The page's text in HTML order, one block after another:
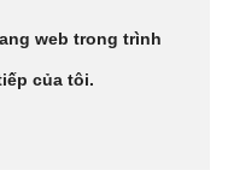
web trong trình
của tôi.